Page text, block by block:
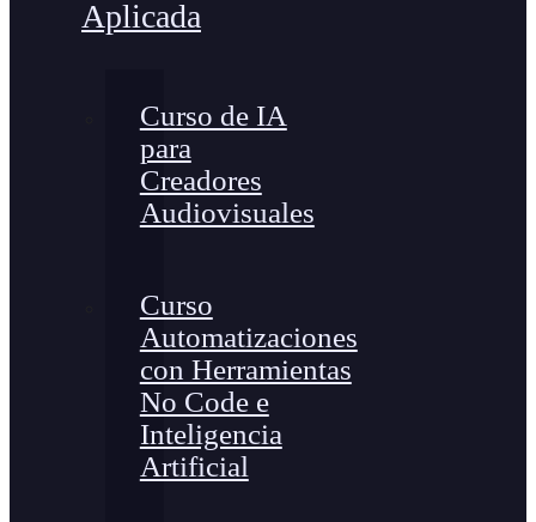
Aplicada
Curso de IA
para
Creadores
Audiovisuales
Curso
Automatizaciones
con Herramientas
No Code e
Inteligencia
Artificial